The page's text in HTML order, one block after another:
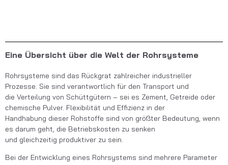
Eine Übersicht über die Welt der Rohrsysteme
Rohrsysteme sind das Rückgrat zahlreicher industrieller
Prozesse. Sie sind verantwortlich für den Transport und
die Verteilung von Schüttgütern – sei es Zement, Getreide oder
chemische Pulver. Flexibilität und Effizienz in der
Handhabung dieser Rohstoffe sind von größter Bedeutung, wenn
es darum geht, die Betriebskosten zu senken
und gleichzeitig produktiver zu sein.
Bei der Entwicklung eines Rohrsystems sind mehrere Parameter